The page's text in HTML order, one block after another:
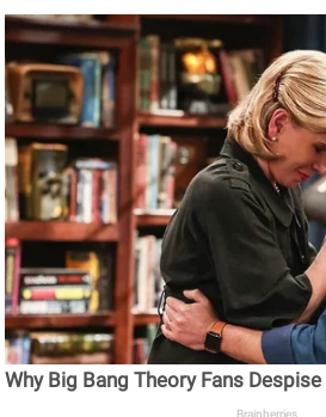
Why Big Bang Theory Fans
Brainberries